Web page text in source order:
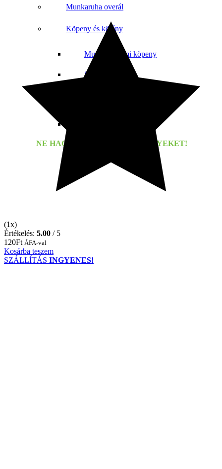
Munkaruha overál
Köpeny és kötény
Munkavédelmi köpeny
Szakácskötény
NE HAGYD KI AZ RENDEZVÉNYEKET!
(1x)
Értékelés: 5.00 / 5
120Ft ÁFA-val
Kosárba teszem
SZÁLLÍTÁS INGYENES!